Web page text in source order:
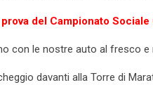
del Campionato Sociale
con le nostre auto al fresco e
davanti alla Torre di